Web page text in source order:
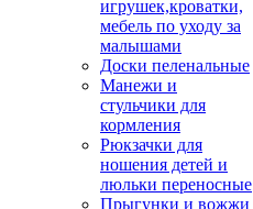
игрушек,кроватки,
мебель по уходу за
малышами
Доски пеленальные
Манежи и
стульчики для
кормления
Рюкзачки для
ношения детей и
люльки переносные
Прыгунки и вожжи